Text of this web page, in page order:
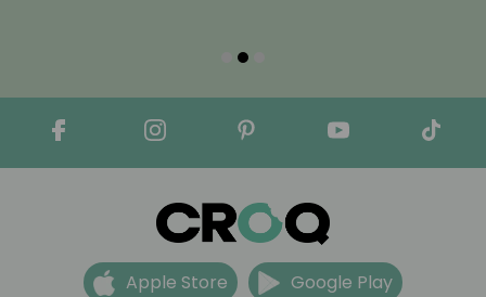
Apple Store Google Play